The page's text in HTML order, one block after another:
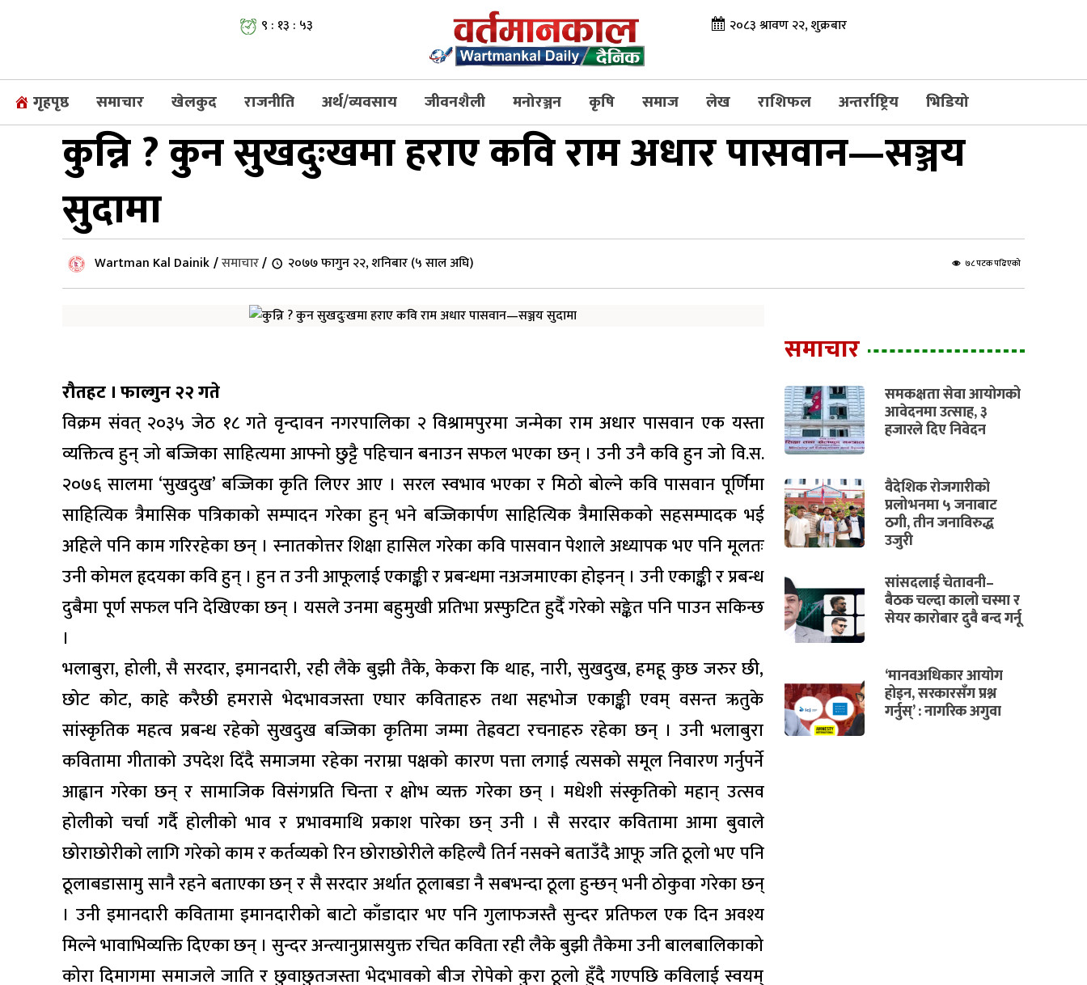
९ : १३ : ५४ २०८३ श्रावण २२, शुक्रबार
गृहपृष्ठ समाचार खेलकुद राजनीति अर्थ/व्यवसाय जीवनशैली मनोरञ्जन कृषि समाज लेख राशिफल अन्तर्राष्ट्रिय भिडियो
कुन्नि ? कुन सुखदुःखमा हराए कवि राम अधार पासवान—सञ्जय
सुदामा
Wartman Kal Dainik/समाचार/ २०७७ फागुन २२, शनिबार (५ साल अघि) ७८ पटक पढिएको
रौतहट । फाल्गुन २२ गते
विक्रम संवत् २०३५ जेठ १८ गते वृन्दावन नगरपालिका २ विश्रामपुरमा जन्मेका राम अधार पासवान एक यस्ता
व्यक्तित्व हुन् जो बज्जिका साहित्यमा आफ्नो छुट्टै पहिचान बनाउन सफल भएका छन् । उनी उनै कवि हुन जो वि.स.
२०७६ सालमा ‘सुखदुख’ बज्जिका कृति लिएर आए । सरल स्वभाव भएका र मिठो बोल्ने कवि पासवान पूर्णिमा
साहित्यिक त्रैमासिक पत्रिकाको सम्पादन गरेका हुन् भने बज्जिकार्पण साहित्यिक त्रैमासिकको सहसम्पादक भई
अहिले पनि काम गरिरहेका छन् । स्नातकोत्तर शिक्षा हासिल गरेका कवि पासवान पेशाले अध्यापक भए पनि मूलतः
उनी कोमल हृदयका कवि हुन् । हुन त उनी आफूलाई एकाङ्की र प्रबन्धमा नअजमाएका होइनन् । उनी एकाङ्की र प्रबन्ध
दुबैमा पूर्ण सफल पनि देखिएका छन् । यसले उनमा बहुमुखी प्रतिभा प्रस्फुटित हुदैँ गरेको सङ्केत पनि पाउन सकिन्छ
।
भलाबुरा, होली, सै सरदार, इमानदारी, रही लैके बुझी तैके, केकरा कि थाह, नारी, सुखदुख, हमहू कुछ जरुर छी,
छोट कोट, काहे करैछी हमरासे भेदभावजस्ता एघार कविताहरु तथा सहभोज एकाङ्की एवम् वसन्त ऋतुके
सांस्कृतिक महत्व प्रबन्ध रहेको सुखदुख बज्जिका कृतिमा जम्मा तेह्रवटा रचनाहरु रहेका छन् । उनी भलाबुरा
कवितामा गीताको उपदेश दिँदै समाजमा रहेका नराम्रा पक्षको कारण पत्ता लगाई त्यसको समूल निवारण गर्नुपर्ने
आह्वान गरेका छन् र सामाजिक विसंगप्रति चिन्ता र क्षोभ व्यक्त गरेका छन् । मधेशी संस्कृतिको महान् उत्सव
होलीको चर्चा गर्दै होलीको भाव र प्रभावमाथि प्रकाश पारेका छन् उनी । सै सरदार कवितामा आमा बुवाले
छोराछोरीको लागि गरेको काम र कर्तव्यको रिन छोराछोरीले कहिल्यै तिर्न नसक्ने बताउँदै आफू जति ठूलो भए पनि
ठूलाबडासामु सानै रहने बताएका छन् र सै सरदार अर्थात ठूलाबडा नै सबभन्दा ठूला हुन्छन् भनी ठोकुवा गरेका छन्
। उनी इमानदारी कवितामा इमानदारीको बाटो काँडादार भए पनि गुलाफजस्तै सुन्दर प्रतिफल एक दिन अवश्य
मिल्ने भावाभिव्यक्ति दिएका छन् । सुन्दर अन्त्यानुप्रासयुक्त रचित कविता रही लैके बुझी तैकेमा उनी बालबालिकाको
कोरा दिमागमा समाजले जाति र छुवाछुतजस्ता भेदभावको बीज रोपेको कुरा ठूलो हुँदै गएपछि कविलाई स्वयम्
समाचार
समकक्षता सेवा आयोगको
आवेदनमा उत्साह, ३
हजारले दिए निवेदन
वैदेशिक रोजगारीको
प्रलोभनमा ५ जनाबाट
ठगी, तीन जनाविरुद्ध
उजुरी
सांसदलाई चेतावनी–
बैठक चल्दा कालो चस्मा र
सेयर कारोबार दुवै बन्द गर्नू
‘मानवअधिकार आयोग
होइन, सरकारसँग प्रश्न
गर्नुस्’ : नागरिक अगुवा